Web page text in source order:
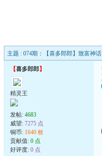
主题 : 074期：【喜多郎郎】致富神
【喜多郎郎】
精灵王
发帖: 4683
威望: 7275 点
铜币: 1640 枚
贡献值: 0 点
好评度: 0 点